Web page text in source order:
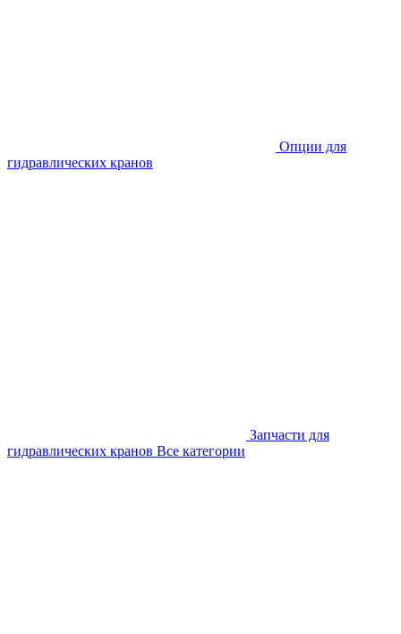
Опции для
гидравлических кранов
Запчасти для
гидравлических кранов Все категории